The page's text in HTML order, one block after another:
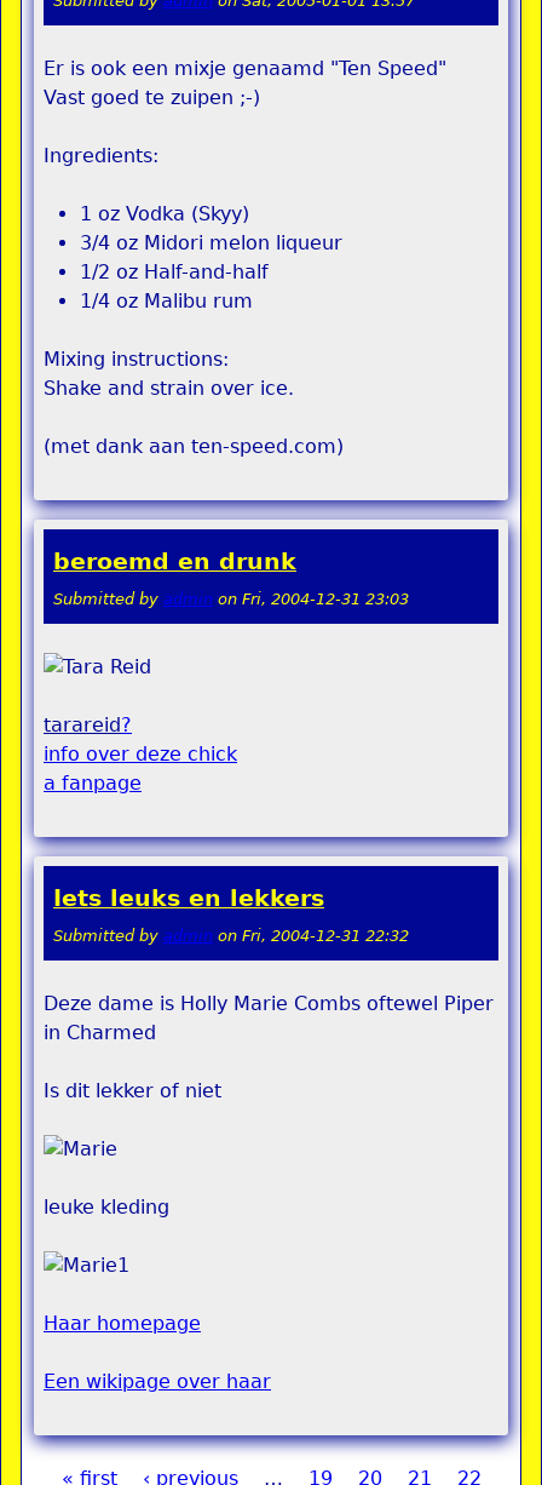
Er is ook een mixje genaamd "Ten Speed"
Vast goed te zuipen ;-)
Ingredients:
1 oz Vodka (Skyy)
3/4 oz Midori melon liqueur
1/2 oz Half-and-half
1/4 oz Malibu rum
Mixing instructions:
Shake and strain over ice.
(met dank aan ten-speed.com)
beroemd en drunk
Submitted by admin on Fri, 2004-12-31 23:03
tarareid?
info over deze chick
a fanpage
Iets leuks en lekkers
Submitted by admin on Fri, 2004-12-31 22:32
Deze dame is Holly Marie Combs oftewel Piper
in Charmed
Is dit lekker of niet
leuke kleding
Haar homepage
Een wikipage over haar
« first ‹ previous … 19 20 21 22